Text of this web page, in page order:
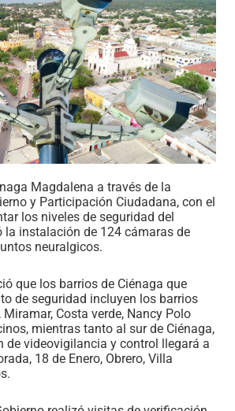
Magdalena a través de la
y Participación Ciudadana, con el
los niveles de seguridad del
la instalación de 124 cámaras de
neuralgicos.
que los barrios de Ciénaga que
de seguridad incluyen los barrios
Costa verde, Nancy Polo
mientras tanto al sur de Ciénaga,
de videovigilancia y control llegará a
18 de Enero, Obrero, Villa